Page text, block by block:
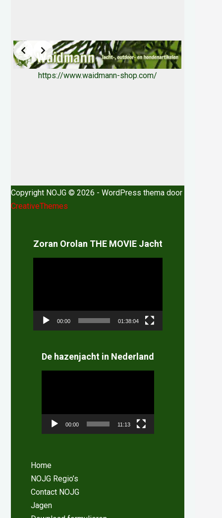
https://www.waidmann-shop.com/
Copyright NOJG © 2026 - WordPress thema door
CreativeThemes
Zoran Orolan THE MOVIE Jacht
00:00 01:38:04
De hazenjacht in Nederland
00:00 11:13
Home
NOJG Regio’s
Contact NOJG
Jagen